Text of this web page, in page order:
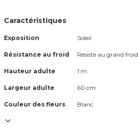
Caractéristiques
Exposition Soleil
Résistance au froid Résiste au grand froid
Hauteur adulte 1 m
Largeur adulte 60 cm
Couleur des fleurs Blanc